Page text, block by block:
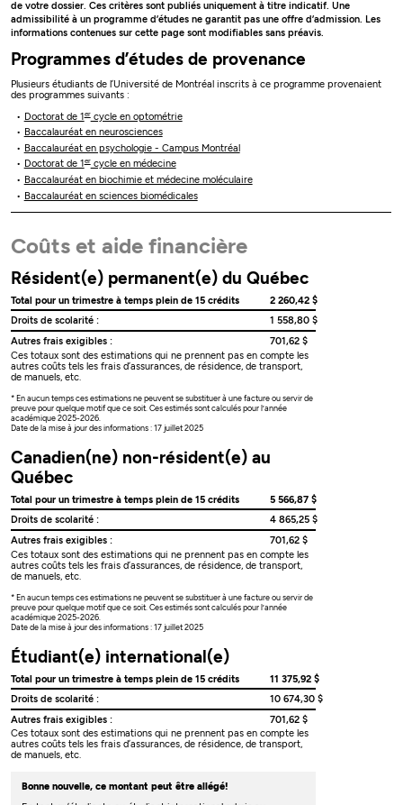
de votre dossier. Ces critères sont publiés uniquement à titre indicatif. Une
admissibilité à un programme d’études ne garantit pas une offre d’admission. Les
informations contenues sur cette page sont modifiables sans préavis.
Programmes d’études de provenance
Plusieurs étudiants de l’Université de Montréal inscrits à ce programme provenaient
des programmes suivants :
Doctorat de 1ercycle en optométrie
Baccalauréat en neurosciences
Baccalauréat en psychologie - Campus Montréal
Doctorat de 1ercycle en médecine
Baccalauréat en biochimie et médecine moléculaire
Baccalauréat en sciences biomédicales
Coûts et aide financière
Résident(e) permanent(e) du Québec
Total pour un trimestre à temps plein de 15 crédits
2 260,42 $
Droits de scolarité :
1 558,80 $
Autres frais exigibles :
701,62 $
Ces totaux sont des estimations qui ne prennent pas en compte les
autres coûts tels les frais d’assurances, de résidence, de transport,
de manuels, etc.
* En aucun temps ces estimations ne peuvent se substituer à une facture ou servir de
preuve pour quelque motif que ce soit. Ces estimés sont calculés pour l’année
académique 2025-2026.
Date de la mise à jour des informations : 17 juillet 2025
Canadien(ne) non-résident(e) au
Québec
Total pour un trimestre à temps plein de 15 crédits
5 566,87 $
Droits de scolarité :
4 865,25 $
Autres frais exigibles :
701,62 $
Ces totaux sont des estimations qui ne prennent pas en compte les
autres coûts tels les frais d’assurances, de résidence, de transport,
de manuels, etc.
* En aucun temps ces estimations ne peuvent se substituer à une facture ou servir de
preuve pour quelque motif que ce soit. Ces estimés sont calculés pour l’année
académique 2025-2026.
Date de la mise à jour des informations : 17 juillet 2025
Étudiant(e) international(e)
Total pour un trimestre à temps plein de 15 crédits
11 375,92 $
Droits de scolarité :
10 674,30 $
Autres frais exigibles :
701,62 $
Ces totaux sont des estimations qui ne prennent pas en compte les
autres coûts tels les frais d’assurances, de résidence, de transport,
de manuels, etc.
Bonne nouvelle, ce montant peut être allégé!